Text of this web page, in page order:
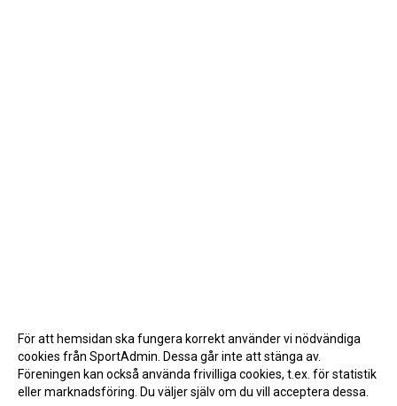
För att hemsidan ska fungera korrekt använder vi nödvändiga
cookies från SportAdmin. Dessa går inte att stänga av.
Föreningen kan också använda frivilliga cookies, t.ex. för statistik
eller marknadsföring. Du väljer själv om du vill acceptera dessa.